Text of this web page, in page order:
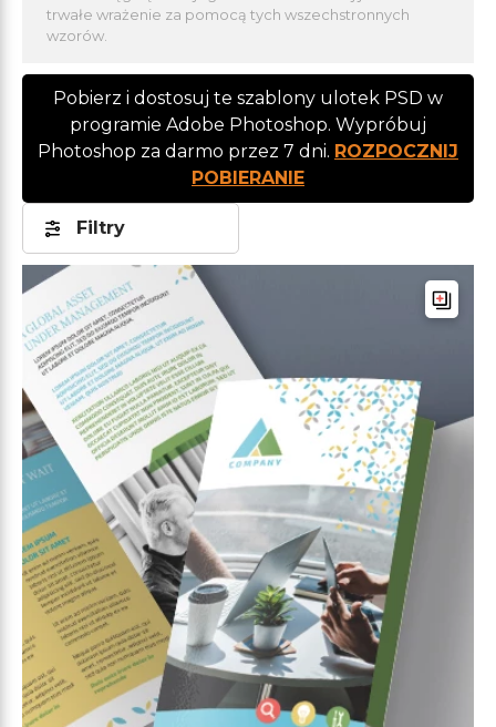
trwałe wrażenie za pomocą tych wszechstronnych
wzorów.
Pobierz i dostosuj te szablony ulotek PSD w
programie Adobe Photoshop. Wypróbuj
Photoshop za darmo przez 7 dni. ROZPOCZNIJ
POBIERANIE
Filtry